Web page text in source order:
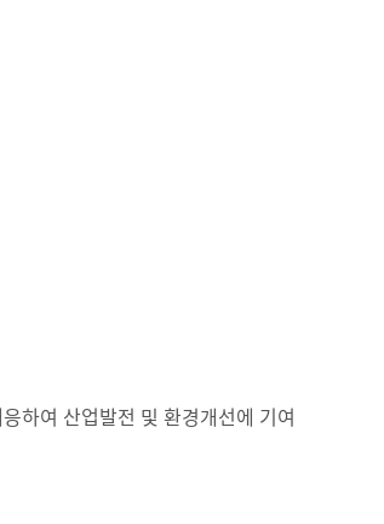
하여 산업발전 및 환경개선에 기여